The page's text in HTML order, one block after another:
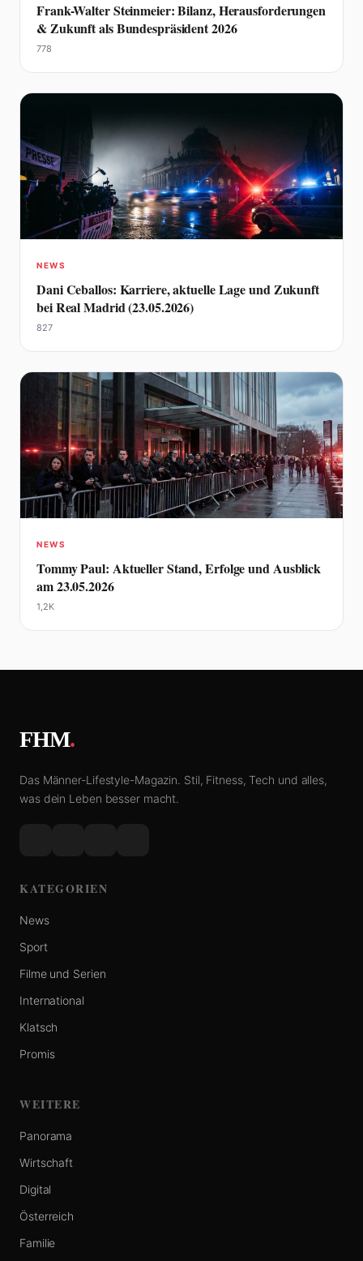
Frank-Walter Steinmeier: Bilanz, Herausforderungen
& Zukunft als Bundespräsident 2026
778
NEWS
Dani Ceballos: Karriere, aktuelle Lage und Zukunft
bei Real Madrid (23.05.2026)
827
NEWS
Tommy Paul: Aktueller Stand, Erfolge und Ausblick
am 23.05.2026
1,2K
FHM.
Das Männer-Lifestyle-Magazin. Stil, Fitness, Tech und alles,
was dein Leben besser macht.
KATEGORIEN
News
Sport
Filme und Serien
International
Klatsch
Promis
WEITERE
Panorama
Wirtschaft
Digital
Österreich
Familie